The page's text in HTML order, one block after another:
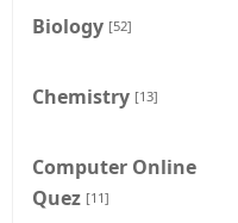
Biology [52]
Chemistry [13]
Computer Online
Quez [11]